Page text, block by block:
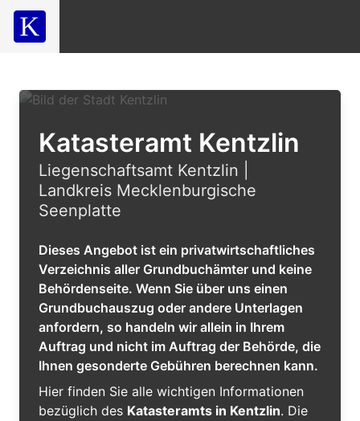
Katasteramt Kentzlin
Liegenschaftsamt Kentzlin |
Landkreis Mecklenburgische
Seenplatte
Dieses Angebot ist ein privatwirtschaftliches
Verzeichnis aller Grundbuchämter und keine
Behördenseite. Wenn Sie über uns einen
Grundbuchauszug oder andere Unterlagen
anfordern, so handeln wir allein in Ihrem
Auftrag und nicht im Auftrag der Behörde, die
Ihnen gesonderte Gebühren berechnen kann.
Hier finden Sie alle wichtigen Informationen
bezüglich des Katasteramts in Kentzlin. Die